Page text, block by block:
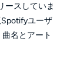
ースしていま
ユーザ
名とアート